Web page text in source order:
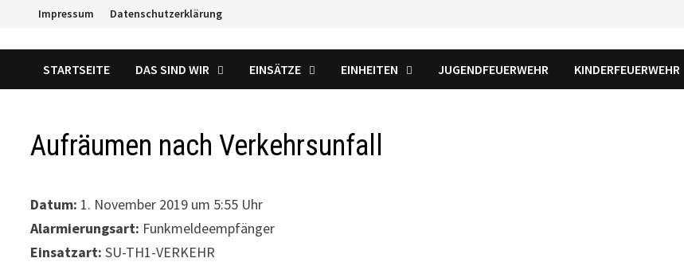
springen
Impressum Datenschutzerklärung
STARTSEITE DAS SIND WIR EINSÄTZE EINHEITEN JUGENDFEUERWEHR KINDERFEUERWEHR
Aufräumen nach Verkehrsunfall
Datum: 1. November 2019 um 5:55 Uhr
Alarmierungsart: Funkmeldeempfänger
Einsatzart: SU-TH1-VERKEHR